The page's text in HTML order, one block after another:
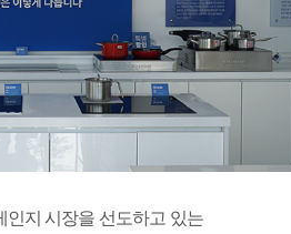
인지 시장을 선도하고 있는